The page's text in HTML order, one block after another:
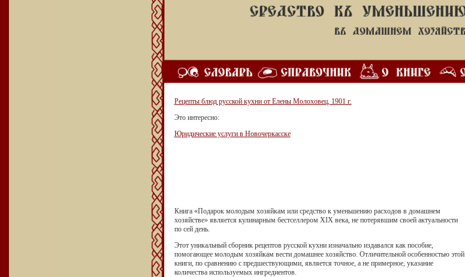
Рецепты блюд русской кухни от Елены Молоховец, 1901 г.
Это интересно:
Юридические услуги в Новочеркасске
Книга «Подарок молодым хозяйкам или средство к уменьшению расходов в домашнем
хозяйстве» является кулинарным бестселлером XIX века, не потерявшим своей актуальности
по сей день.
Этот уникальный сборник рецептов русской кухни изначально издавался как пособие,
помогающее молодым хозяйкам вести домашнее хозяйство. Отличительной особенностью этой
книги, по сравнению с предшествующими, является точное, а не примерное, указание
количества используемых ингредиентов.